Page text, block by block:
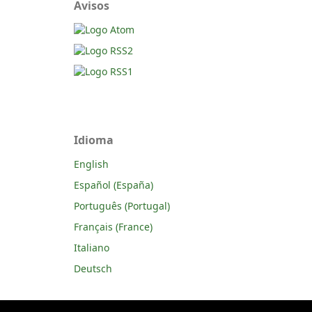
Avisos
Idioma
English
Español (España)
Português (Portugal)
Français (France)
Italiano
Deutsch